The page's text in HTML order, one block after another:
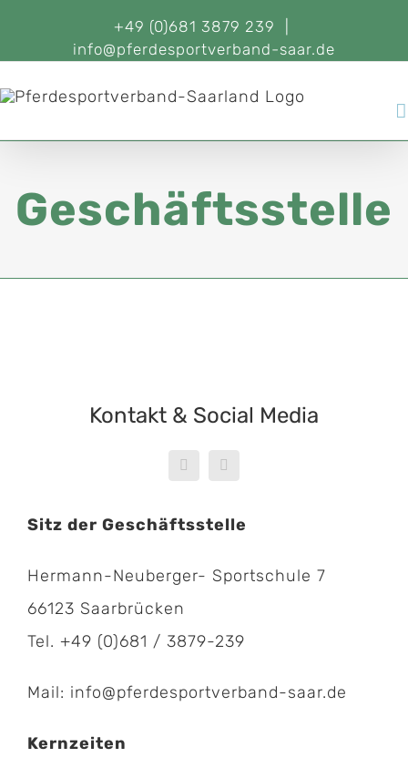
+49 (0)681 3879 239
info@pferdesportverband-saar.de
Geschäftsstelle
Kontakt & Social Media
Sitz der Geschäftsstelle
Hermann-Neuberger- Sportschule 7
66123 Saarbrücken
Tel. +49 (0)681 / 3879-239
Mail: info@pferdesportverband-saar.de
Kernzeiten